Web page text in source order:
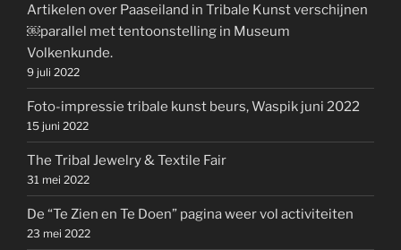
Artikelen over Paaseiland in Tribale Kunst verschijnen
￼parallel met tentoonstelling in Museum
Volkenkunde.
9 juli 2022
Foto-impressie tribale kunst beurs, Waspik juni 2022
15 juni 2022
The Tribal Jewelry & Textile Fair
31 mei 2022
De “Te Zien en Te Doen” pagina weer vol activiteiten
23 mei 2022